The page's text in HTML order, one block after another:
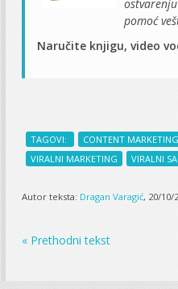
pomoć
Naručite knjigu, video
TAGOVI: CONTENT MARKETING
VIRALNI MARKETING
VIRALNI
Autor teksta: Dragan Varagić, 20/10/
« Prethodni tekst